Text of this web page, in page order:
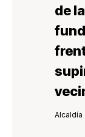
de
Alcaldía